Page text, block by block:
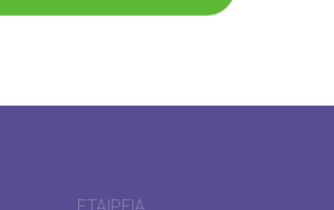
ΕΤΑΙΡΕΊΑ